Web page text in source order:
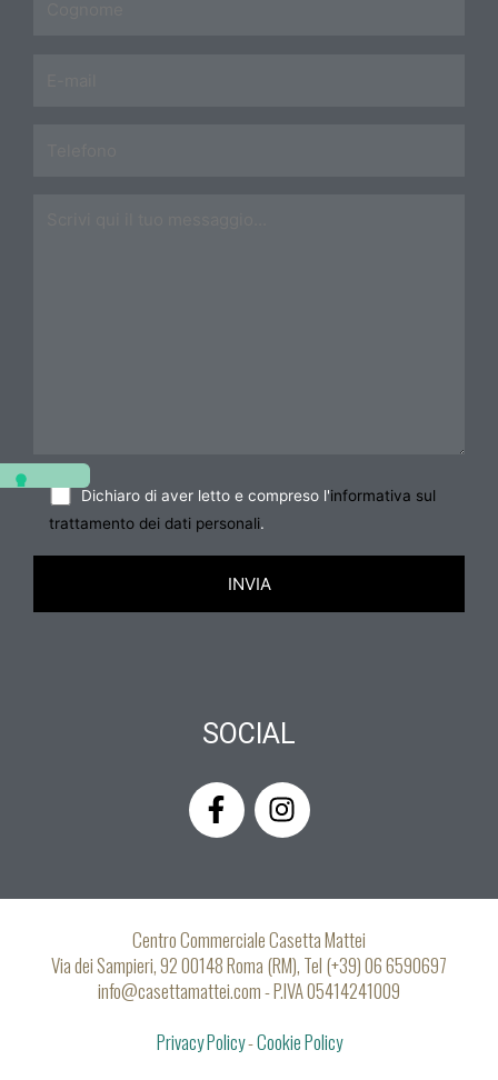
Dichiaro di aver letto e compreso l'informativa sul
trattamento dei dati personali.
SOCIAL
F
a
b
o
o
k
f
I
n
a
g
r
a
Centro Commerciale Casetta Mattei
Via dei Sampieri, 92 00148 Roma (RM), Tel (+39) 06 6590697
info@casettamattei.com - P.IVA 05414241009
Privacy Policy-Cookie Policy